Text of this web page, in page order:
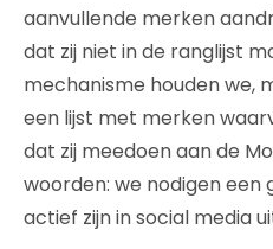
aanvullende merken
dat zij niet in de ranglijst
mechanisme houden we,
een lijst met merken
dat zij meedoen aan de
woorden: we nodigen
actief zijn in social media